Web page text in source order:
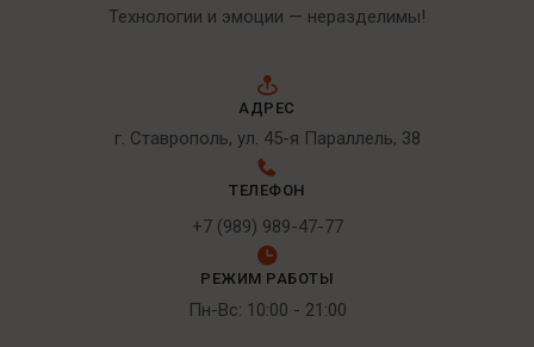
Технологии и эмоции — неразделимы!
АДРЕС
г. Ставрополь, ул. 45-я Параллель, 38
ТЕЛЕФОН
+7 (989) 989-47-77
РЕЖИМ РАБОТЫ
Пн-Вс: 10:00 - 21:00